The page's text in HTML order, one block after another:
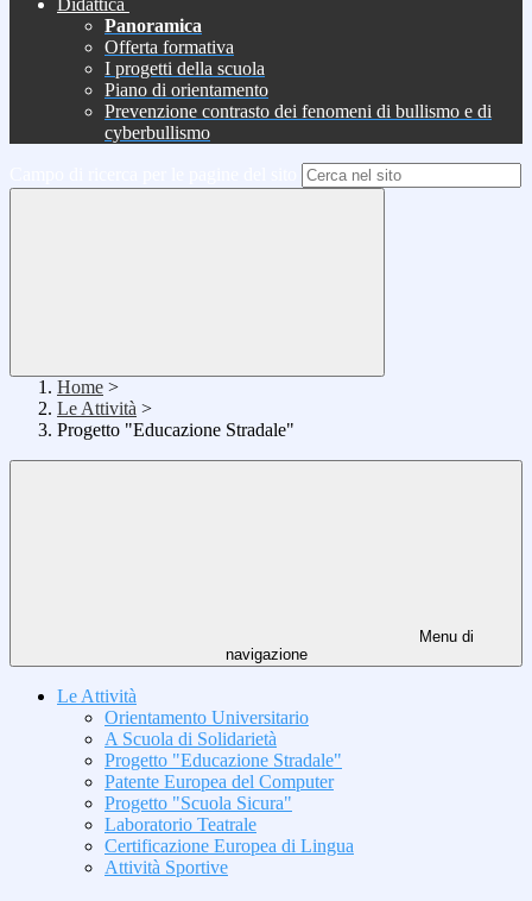
Didattica
Panoramica
Offerta formativa
I progetti della scuola
Piano di orientamento
Prevenzione contrasto dei fenomeni di bullismo e di
cyberbullismo
Home >
Le Attività >
Progetto "Educazione Stradale"
Menu di
navigazione
Le Attività
Orientamento Universitario
A Scuola di Solidarietà
Progetto "Educazione Stradale"
Patente Europea del Computer
Progetto "Scuola Sicura"
Laboratorio Teatrale
Certificazione Europea di Lingua
Attività Sportive